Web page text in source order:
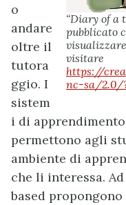
“Diary of a
pubblicato
visitare
https://
nc-sa/2.0/
o
andare
oltre il
tutora
ggio. I
sistem
i di
permettono agli
ambiente di
che li interessa.
based